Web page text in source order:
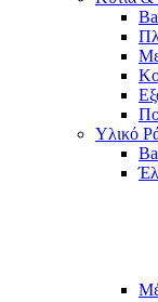
Υλικό